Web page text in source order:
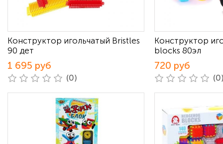
Конструктор игольчатый Bristles
90 дет
1 695 руб
(0)
Конструктор
blocks 80эл
720 руб